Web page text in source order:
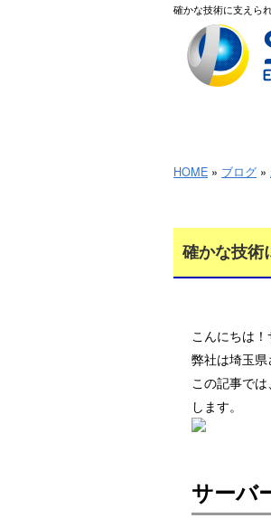
確かな技術に支えら
HOME » ブログ »
確かな技術
こんにちは！
弊社は埼玉県
この記事で
します。
サーバ